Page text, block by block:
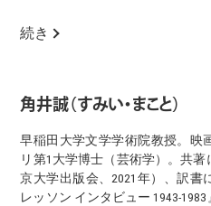
続き
角井誠（すみい・まこと）
早稲田大学文学学術院教授。映
リ第1大学博士（芸術学）。共
京大学出版会、2021年）、訳書
レッソン インタビュー 1943-